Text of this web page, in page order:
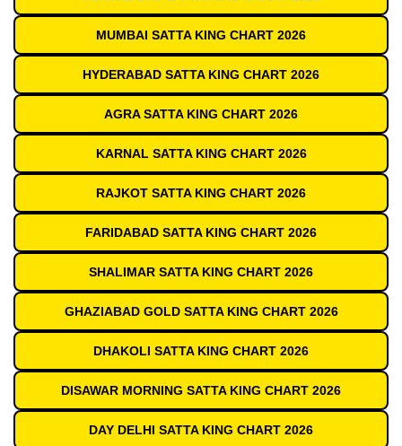
MUMBAI SATTA KING CHART 2026
HYDERABAD SATTA KING CHART 2026
AGRA SATTA KING CHART 2026
KARNAL SATTA KING CHART 2026
RAJKOT SATTA KING CHART 2026
FARIDABAD SATTA KING CHART 2026
SHALIMAR SATTA KING CHART 2026
GHAZIABAD GOLD SATTA KING CHART 2026
DHAKOLI SATTA KING CHART 2026
DISAWAR MORNING SATTA KING CHART 2026
DAY DELHI SATTA KING CHART 2026